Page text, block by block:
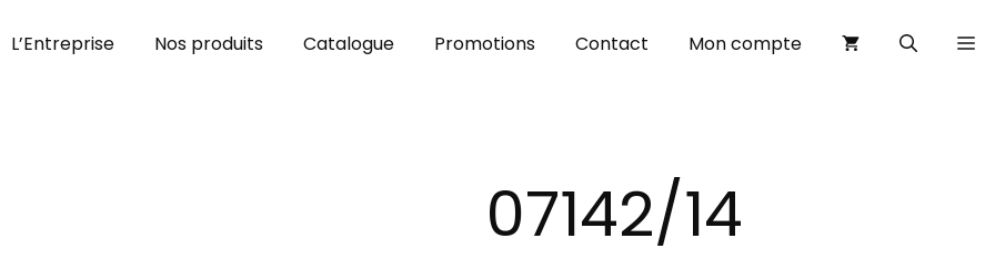
L’Entreprise Nos produits Catalogue Promotions Contact Mon compte
07142/14